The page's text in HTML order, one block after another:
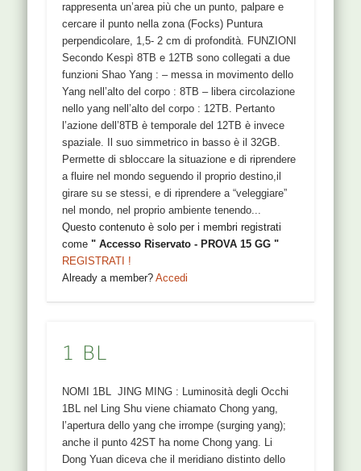
rappresenta un’area più che un punto, palpare e
cercare il punto nella zona (Focks) Puntura
perpendicolare, 1,5- 2 cm di profondità. FUNZIONI
Secondo Kespì 8TB e 12TB sono collegati a due
funzioni Shao Yang : – messa in movimento dello
Yang nell’alto del corpo : 8TB – libera circolazione
nello yang nell’alto del corpo : 12TB. Pertanto
l’azione dell’8TB è temporale del 12TB è invece
spaziale. Il suo simmetrico in basso è il 32GB.
Permette di sbloccare la situazione e di riprendere
a fluire nel mondo seguendo il proprio destino,il
girare su se stessi, e di riprendere a “veleggiare”
nel mondo, nel proprio ambiente tenendo...
Questo contenuto è solo per i membri registrati
come" Accesso Riservato - PROVA 15 GG "
REGISTRATI !
Already a member?Accedi
1 BL
NOMI 1BL JING MING : Luminosità degli Occhi
1BL nel Ling Shu viene chiamato Chong yang,
l’apertura dello yang che irrompe (surging yang);
anche il punto 42ST ha nome Chong yang. Li
Dong Yuan diceva che il meridiano distinto dello